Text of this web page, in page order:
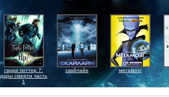
гарри поттер 7:
дары смерти часть
1
скайлайн мегамозг